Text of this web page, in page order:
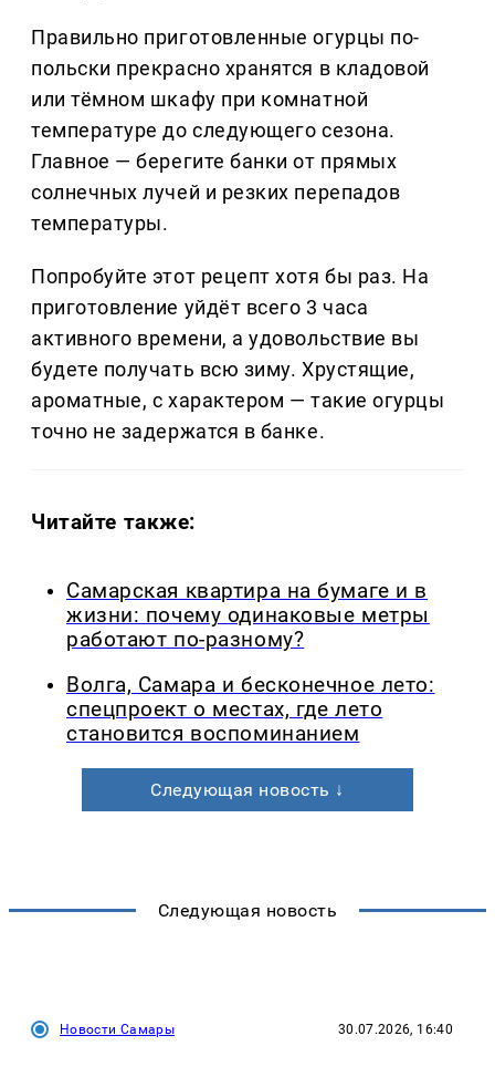
Правильно приготовленные огурцы по-
польски прекрасно хранятся в кладовой
или тёмном шкафу при комнатной
температуре до следующего сезона.
Главное — берегите банки от прямых
солнечных лучей и резких перепадов
температуры.
Попробуйте этот рецепт хотя бы раз. На
приготовление уйдёт всего 3 часа
активного времени, а удовольствие вы
будете получать всю зиму. Хрустящие,
ароматные, с характером — такие огурцы
точно не задержатся в банке.
Читайте также:
Самарская квартира на бумаге и в
жизни: почему одинаковые метры
работают по-разному?
Волга, Самара и бесконечное лето:
спецпроект о местах, где лето
становится воспоминанием
Следующая новость ↓
Следующая новость
Новости Самары 30.07.2026, 16:40